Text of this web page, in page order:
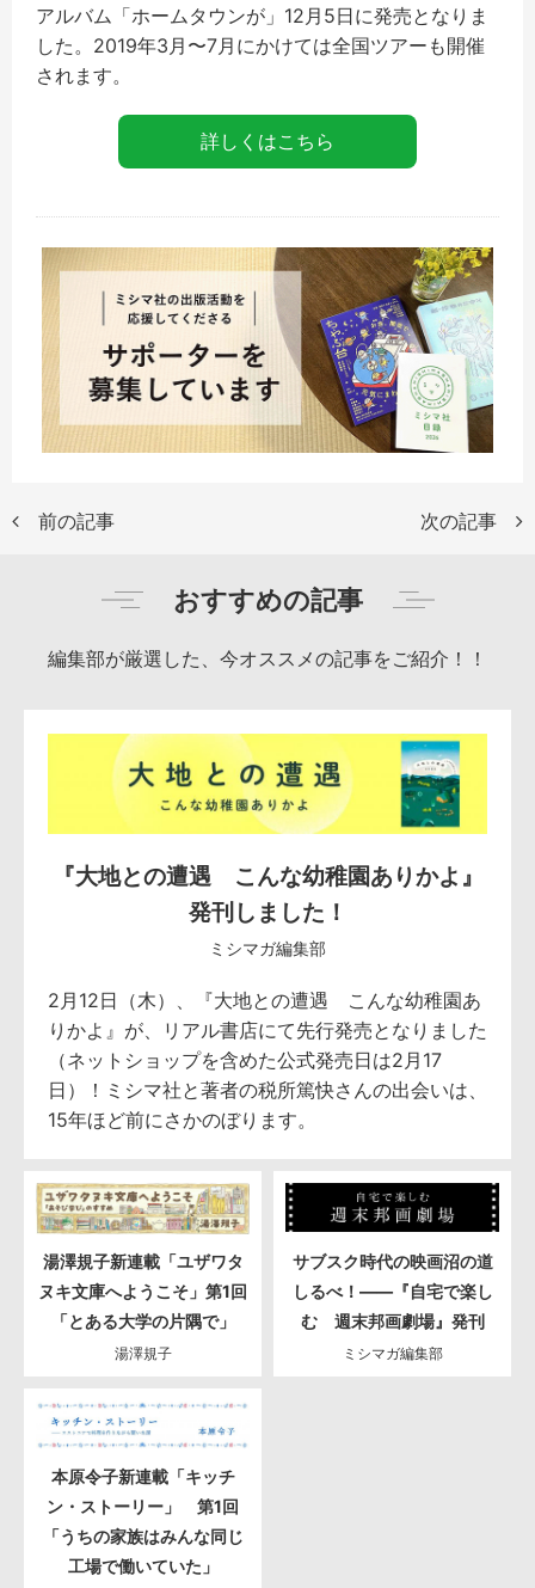
アルバム「ホームタウンが」12月5日に発売となりま
した。2019年3月〜7月にかけては全国ツアーも開催
されます。
詳しくはこちら
前の記事 次の記事
おすすめの記事
編集部が厳選した、今オススメの記事をご紹介！！
『大地との遭遇 こんな幼稚園ありかよ』
発刊しました！
ミシマガ編集部
2月12日（木）、『大地との遭遇 こんな幼稚園あ
りかよ』が、リアル書店にて先行発売となりました
（ネットショップを含めた公式発売日は2月17
日）！ミシマ社と著者の税所篤快さんの出会いは、
15年ほど前にさかのぼります。
湯澤規子新連載「ユザワタ
ヌキ文庫へようこそ」第1回
「とある大学の片隅で」
湯澤規子
サブスク時代の映画沼の道
しるべ！――『自宅で楽し
む 週末邦画劇場』発刊
ミシマガ編集部
本原令子新連載「キッチ
ン・ストーリー」 第1回
「うちの家族はみんな同じ
工場で働いていた」